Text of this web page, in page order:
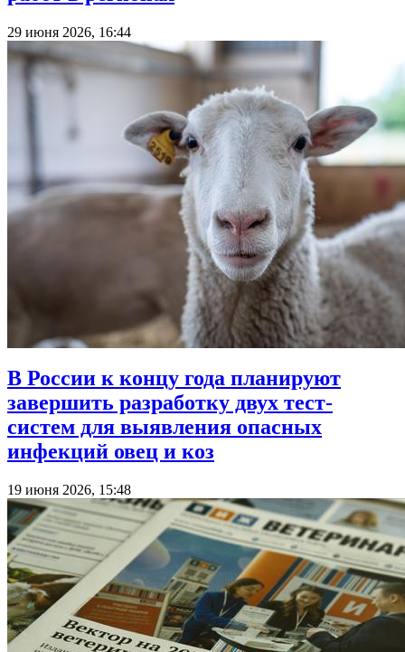
29 июня 2026, 16:44
В России к концу года планируют
завершить разработку двух тест-
систем для выявления опасных
инфекций овец и коз
19 июня 2026, 15:48